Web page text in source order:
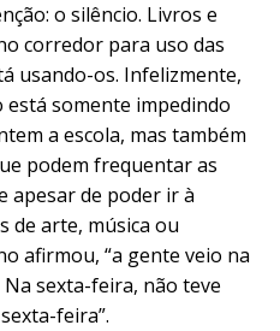
o silêncio. Livros e
corredor para uso das
usando-os. Infelizmente,
somente impedindo
a escola, mas também
podem frequentar as
apesar de poder ir à
de arte, música ou
afirmou, “a gente veio na
sexta-feira, não teve
feira”.